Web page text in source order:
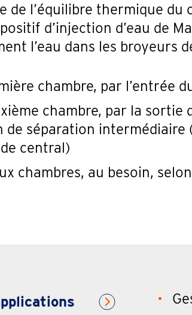
de l’équilibre thermique
d’injection d’eau de
l’eau dans les broyeurs
chambre, par l’entrée
chambre, par la sortie
de séparation intermédiaire
central)
chambres, au besoin,